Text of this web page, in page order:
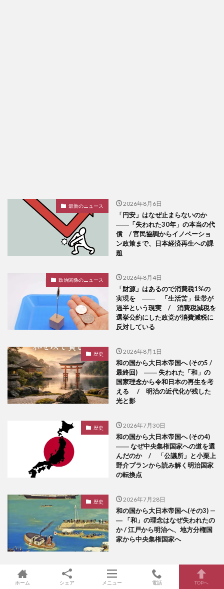
最新のニュース 2026年8月6日
「円安」はなぜ止まらないのか
――「失われた30年」の本当の代
償 / 官民協調からイノベーショ
ン政策まで、日本経済再生への課
題
政治関係のニュース 2026年8月4日
「財源」はあるので消費税1%の
実現を ―― 「生活苦」世帯が
過半という現実 / 消費税減税を
選挙公約にした政党が消費減税に
反対している
歴史 2026年8月1日
和の国から大日本帝国へ (その5 /
最終回) ―― 失われた「和」の
国家理念から令和日本の再生を考
える / 明治の近代化が残した
光と影
歴史 2026年7月30日
和の国から大日本帝国へ (その4)
―― なぜ中央集権国家への道を選
んだのか / 「公議所」と小栗上
野介プランから読み解く明治国家
の転換点
歴史 2026年7月28日
和の国から大日本帝国へ(その3) —
― 「和」の理念はなぜ失われたの
か / 江戸から明治へ、地方分権国
家から中央集権国家へ
ホーム シェア メニュー 電話 TOPへ